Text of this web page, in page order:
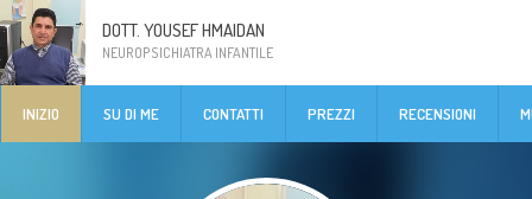
DOTT. YOUSEF HMAIDAN
NEUROPSICHIATRA INFANTILE
INIZIO SU DI ME CONTATTI PREZZI RECENSIONI